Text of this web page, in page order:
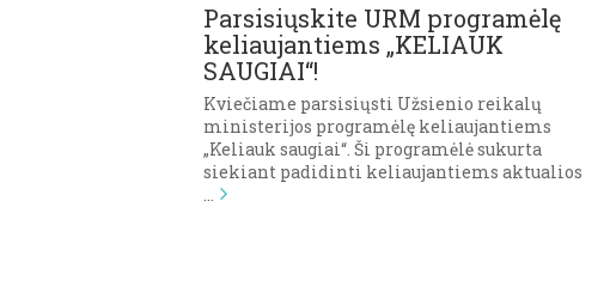
Parsisiųskite URM programėlę
keliaujantiems „KELIAUK
SAUGIAI“!
Kviečiame parsisiųsti Užsienio reikalų
ministerijos programėlę keliaujantiems
„Keliauk saugiai“. Ši programėlė sukurta
siekiant padidinti keliaujantiems aktualios